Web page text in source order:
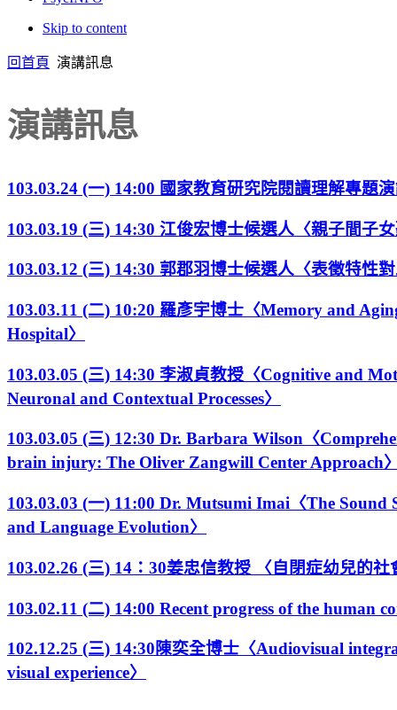
Skip to content
回首頁 演講訊息
演講訊息
103.03.24 (一) 14:00 國家教育研究院閱讀理解專題
103.03.19 (三) 14:30 江俊宏博士候選人〈親子間子
103.03.12 (三) 14:30 郭郡羽博士候選人〈表徵特性
103.03.11 (二) 10:20 羅彥宇博士〈Memory and
Hospital〉
103.03.05 (三) 14:30 李淑貞教授〈Cognitive and
Neuronal and Contextual Processes〉
103.03.05 (三) 12:30 Dr. Barbara Wilson〈
brain injury: The Oliver Zangwill Center Approach
103.03.03 (一) 11:00 Dr. Mutsumi Imai〈The
and Language Evolution〉
103.02.26 (三) 14：30姜忠信教授 〈自閉症幼兒的
103.02.11 (二) 14:00 Recent progress of the human
102.12.25 (三) 14:30陳奕全博士〈Audiovisual
visual experience〉